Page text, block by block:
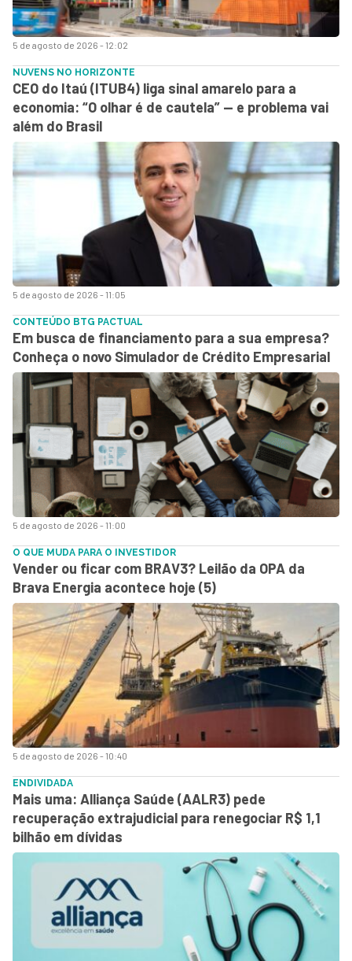
5 de agosto de 2026 - 12:02
5 de agosto de 2026 - 11:05
NUVENS NO HORIZONTE
CEO do Itaú (ITUB4) liga sinal amarelo para a
economia: “O olhar é de cautela” — e problema vai
além do Brasil
5 de agosto de 2026 - 11:00
CONTEÚDO BTG PACTUAL
Em busca de financiamento para a sua empresa?
Conheça o novo Simulador de Crédito Empresarial
5 de agosto de 2026 - 10:40
O QUE MUDA PARA O INVESTIDOR
Vender ou ficar com BRAV3? Leilão da OPA da
Brava Energia acontece hoje (5)
ENDIVIDADA
Mais uma: Alliança Saúde (AALR3) pede
recuperação extrajudicial para renegociar R$ 1,1
bilhão em dívidas